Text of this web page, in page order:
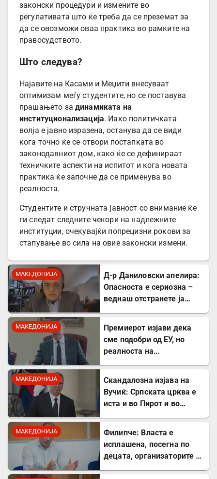
законски процедури и измените во
регулативата што ќе треба да се преземат за
да се овозможи оваа практика во рамките на
правосудството.
Што следува?
Најавите на Касами и Меџити внесуваат
оптимизам меѓу студентите, но се поставува
прашањето за динамиката на
институционализација. Иако политичката
волја е јавно изразена, останува да се види
кога точно ќе се отвори постапката во
законодавниот дом, како ќе се дефинираат
техничките аспекти на испитот и кога новата
практика ќе започне да се применува во
реалноста.
Студентите и стручната јавност со внимание ќе
ги следат следните чекори на надлежните
институции, очекувајќи попрецизни рокови за
стапување во сила на овие законски измени.
МАКЕДОНИЈА
Д-р Даниловски апелира:
Опасноста е сериозна –
веднаш отстранете ја
западнонилска треска!
МАКЕДОНИЈА
Премиерот изјави дека
сме подобри од ЕУ, но
реалноста на
МАКЕДОНИЈА
Скандалозна изјава на
Вучиќ: Српската црква е
иста и во Пирот и во
МАКЕДОНИЈА
Филипче: Власта е
исплашена, посегна по
децата, организаторите и